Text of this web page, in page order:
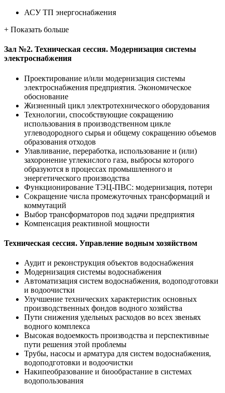
АСУ ТП энергоснабжения
+ Показать больше
Зал №2. Техническая сессия. Модернизация системы
электроснабжения
Проектирование и/или модернизация системы
электроснабжения предприятия. Экономическое
обоснование
Жизненный цикл электротехнического оборудования
Технологии, способствующие сокращению
использования в производственном цикле
углеводородного сырья и общему сокращению объемов
образования отходов
Улавливание, переработка, использование и (или)
захоронение углекислого газа, выбросы которого
образуются в процессах промышленного и
энергетического производства
Функционирование ТЭЦ-ПВС: модернизация, потери
Сокращение числа промежуточных трансформаций и
коммутаций
Выбор трансформаторов под задачи предприятия
Компенсация реактивной мощности
Техническая сессия. Управление водным хозяйством
Аудит и реконструкция объектов водоснабжения
Модернизация системы водоснабжения
Автоматизация систем водоснабжения, водоподготовки
и водоочистки
Улучшение технических характеристик основных
производственных фондов водного хозяйства
Пути снижения удельных расходов во всех звеньях
водного комплекса
Высокая водоемкость производства и перспективные
пути решения этой проблемы
Трубы, насосы и арматура для систем водоснабжения,
водоподготовки и водоочистки
Накипеобразование и биообрастание в системах
водопользования